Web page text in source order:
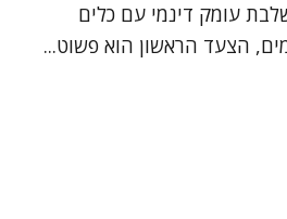
עומק דינמי עם כלים
הצעד הראשון הוא פשוט...